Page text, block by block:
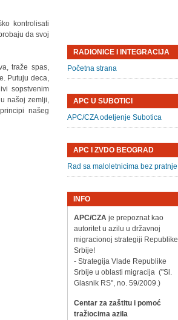
kontrolisati
da svoj
traže spas,
Putuju deca,
sopstvenim
našoj zemlji,
našeg
RADIONICE I INTEGRACIJA
Početna strana
APC U SUBOTICI
APC/CZA odeljenje Subotica
APC I ZVDO BEOGRAD
Rad sa maloletnicima bez pratnje
INFO
APC/CZAje prepoznat kao
autoritet u azilu u državnoj
migracionoj strategiji Republike
Srbije!
- Strategija Vlade Republike
Srbije u oblasti migracija ("Sl.
Glasnik RS", no. 59/2009.)
Centar za zaštitu i pomoć
tražiocima azila